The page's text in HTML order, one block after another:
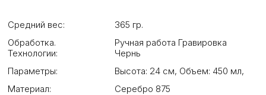
Средний вес:
365 гр.
Обработка.
Технологии:
Ручная работа Гравировка
Чернь
Параметры:
Высота: 24 см, Объем: 450 мл,
Материал:
Серебро 875